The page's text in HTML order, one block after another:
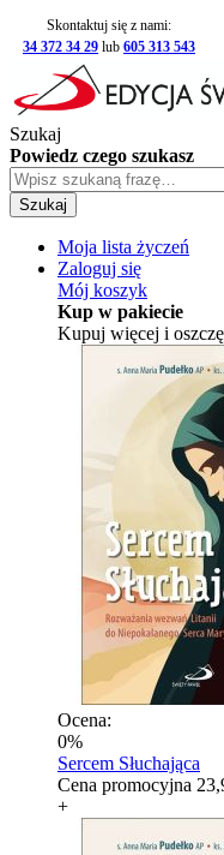
Skontaktuj się z nami:
34 372 34 29 lub 605 313 543
Szukaj
Powiedz czego szukasz
Szukaj
Moja lista życzeń
Zaloguj się
Mój koszyk
Kup w pakiecie
Kupuj więcej i
Ocena:
0%
Sercem Słuchająca
Cena promocyjna
+